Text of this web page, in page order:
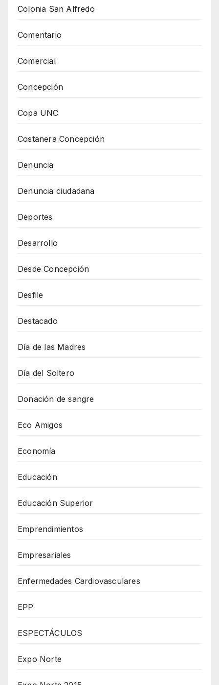
Colonia San Alfredo
Comentario
Comercial
Concepción
Copa UNC
Costanera Concepción
Denuncia
Denuncia ciudadana
Deportes
Desarrollo
Desde Concepción
Desfile
Destacado
Día de las Madres
Día del Soltero
Donación de sangre
Eco Amigos
Economía
Educación
Educación Superior
Emprendimientos
Empresariales
Enfermedades Cardiovasculares
EPP
ESPECTÁCULOS
Expo Norte